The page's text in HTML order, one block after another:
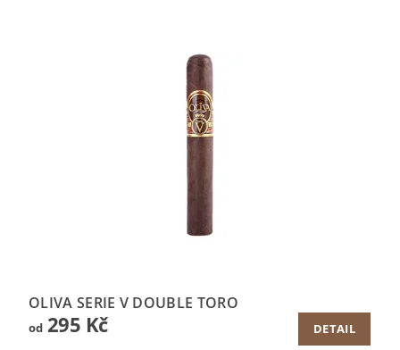
OLIVA SERIE V DOUBLE TORO
od295 Kč DETAIL